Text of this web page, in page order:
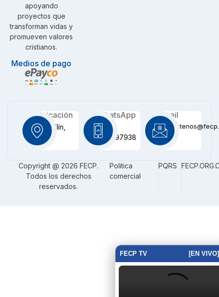
FECP TV [EN VIVO]
apoyando
proyectos que
transforman vidas y
promueven valores
cristianos.
Medios de pago
Ubicación
Medellín,
CO
WhatsApp
+57
3116097938
Email
Copyright @ 2026 FECP.
Todos los derechos
reservados.
Politica
comercial
PQRS